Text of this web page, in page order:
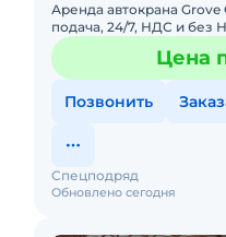
Аренда автокрана Grove
подача, 24/7, НДС и без
документы. АРЕНДА
400 ТОННПредостав
Цена
Позвонить
Обновлено сегодня
Спецподряд